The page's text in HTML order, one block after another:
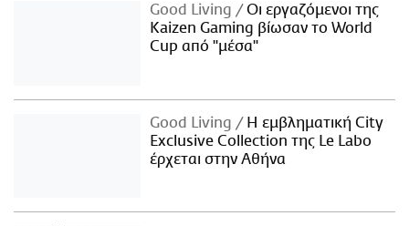
Good Living
Οι εργαζόμενοι της
Kaizen Gaming βίωσαν το World
Cup από "μέσα"
Good Living
Η εμβληματική City
Exclusive Collection της Le Labo
έρχεται στην Αθήνα